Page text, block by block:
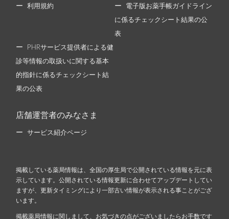
利用規約 電子版お薬手帳ガイドライン
に係るチェックシート結果の公
表
PHRサービス提供者による健
診等情報の取扱いに関する基本
的指針に係るチェックシート結
果の公表
店舗運営者のみなさま
サービス紹介ページ
掲載している薬局情報は、全国の厚生局で公開されている情報を元に表
示しています。公開されている情報更新に合わせてアップデートしてい
ますが、更新タイミングにより一部古い情報が表示される事ことがござ
います。
掲載薬局情報に関しまして、お気づきの点がございましたらお手数です